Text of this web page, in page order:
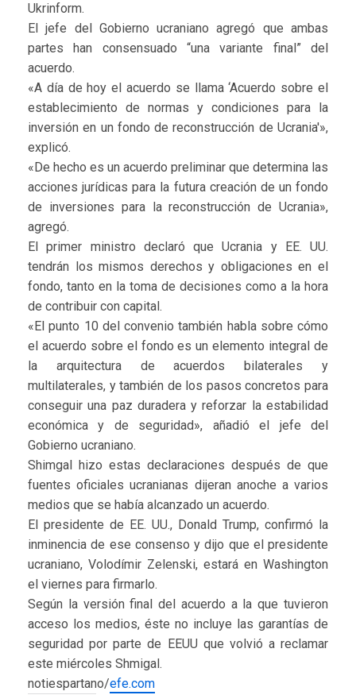
Ukrinform.
El jefe del Gobierno ucraniano agregó que ambas
partes han consensuado “una variante final” del
acuerdo.
«A día de hoy el acuerdo se llama ‘Acuerdo sobre el
establecimiento de normas y condiciones para la
inversión en un fondo de reconstrucción de Ucrania'»,
explicó.
«De hecho es un acuerdo preliminar que determina las
acciones jurídicas para la futura creación de un fondo
de inversiones para la reconstrucción de Ucrania»,
agregó.
El primer ministro declaró que Ucrania y EE. UU.
tendrán los mismos derechos y obligaciones en el
fondo, tanto en la toma de decisiones como a la hora
de contribuir con capital.
«El punto 10 del convenio también habla sobre cómo
el acuerdo sobre el fondo es un elemento integral de
la arquitectura de acuerdos bilaterales y
multilaterales, y también de los pasos concretos para
conseguir una paz duradera y reforzar la estabilidad
económica y de seguridad», añadió el jefe del
Gobierno ucraniano.
Shimgal hizo estas declaraciones después de que
fuentes oficiales ucranianas dijeran anoche a varios
medios que se había alcanzado un acuerdo.
El presidente de EE. UU., Donald Trump, confirmó la
inminencia de ese consenso y dijo que el presidente
ucraniano, Volodímir Zelenski, estará en Washington
el viernes para firmarlo.
Según la versión final del acuerdo a la que tuvieron
acceso los medios, éste no incluye las garantías de
seguridad por parte de EEUU que volvió a reclamar
este miércoles Shmigal.
notiespartano/efe.com